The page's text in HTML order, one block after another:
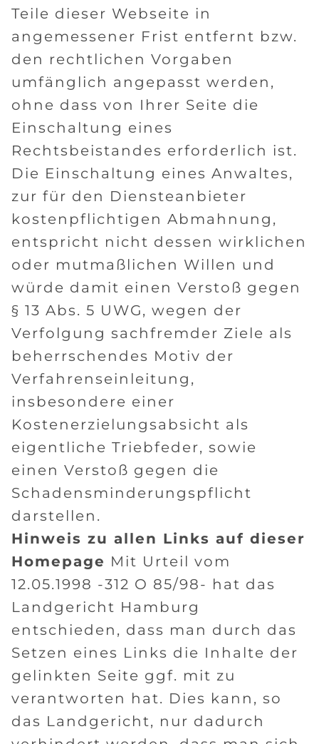
Teile dieser Webseite in
angemessener Frist entfernt bzw.
den rechtlichen Vorgaben
umfänglich angepasst werden,
ohne dass von Ihrer Seite die
Einschaltung eines
Rechtsbeistandes erforderlich ist.
Die Einschaltung eines Anwaltes,
zur für den Diensteanbieter
kostenpflichtigen Abmahnung,
entspricht nicht dessen wirklichen
oder mutmaßlichen Willen und
würde damit einen Verstoß gegen
§ 13 Abs. 5 UWG, wegen der
Verfolgung sachfremder Ziele als
beherrschendes Motiv der
Verfahrenseinleitung,
insbesondere einer
Kostenerzielungsabsicht als
eigentliche Triebfeder, sowie
einen Verstoß gegen die
Schadensminderungspflicht
darstellen.
Hinweis zu allen Links auf dieser
Homepage Mit Urteil vom
12.05.1998 -312 O 85/98- hat das
Landgericht Hamburg
entschieden, dass man durch das
Setzen eines Links die Inhalte der
gelinkten Seite ggf. mit zu
verantworten hat. Dies kann, so
das Landgericht, nur dadurch